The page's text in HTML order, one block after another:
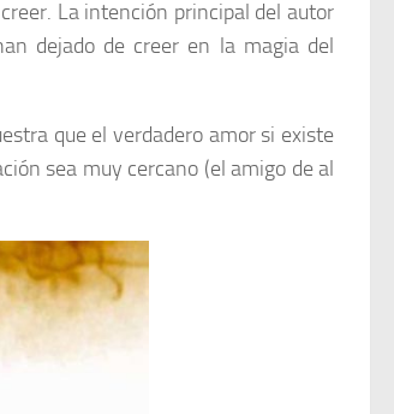
La intención principal del autor
dejado de creer en la magia del
que el verdadero amor si existe
sea muy cercano (el amigo de al